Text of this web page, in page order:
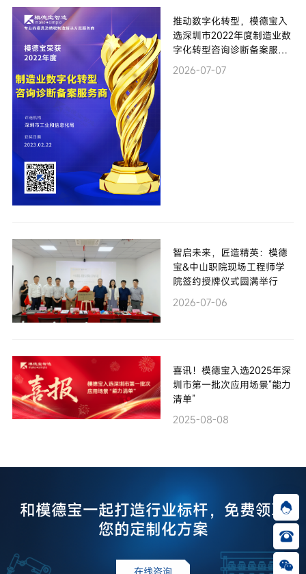
推动数字化转型，模德宝入
选深圳市2022年度制造业数
字化转型咨询诊断备案服务
商
2026-07-07
智启未来，匠造精英：模德
宝&中山职院现场工程师学
院签约授牌仪式圆满举行
2026-07-06
喜讯！模德宝入选2025年深
圳市第一批次应用场景“能力
清单”
2025-08-08
和模德宝一起打造行业标杆，免费领取
您的定制化方案